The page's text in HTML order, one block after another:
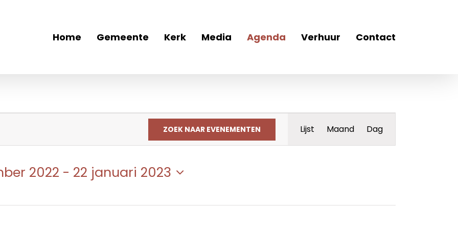
Home Gemeente Kerk Media Agenda Verhuur Contact
ZOEK NAAR EVENEMENTEN
weergaven
navigatie
Lijst Maand Dag
2022 - 22 januari 2023